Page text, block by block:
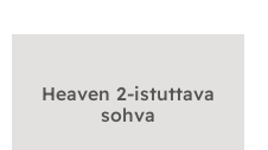
Heaven 2-istuttava
sohva